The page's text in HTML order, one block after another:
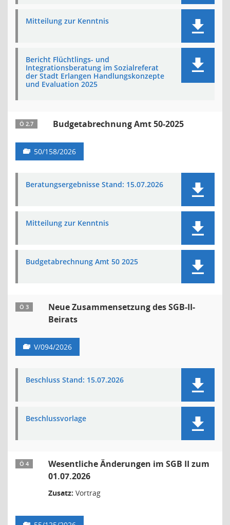
Mitteilung zur Kenntnis
Bericht Flüchtlings- und
Integrationsberatung im Sozialreferat
der Stadt Erlangen Handlungskonzepte
und Evaluation 2025
Ö 2.7 Budgetabrechnung Amt 50-2025
50/158/2026
Beratungsergebnisse Stand: 15.07.2026
Mitteilung zur Kenntnis
Budgetabrechnung Amt 50 2025
Ö 3
Neue Zusammensetzung des SGB-II-
Beirats
V/094/2026
Beschluss Stand: 15.07.2026
Beschlussvorlage
Ö 4
Wesentliche Änderungen im SGB II zum
01.07.2026
Zusatz: Vortrag